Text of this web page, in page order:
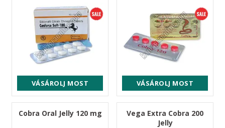
VÁSÁROLJ MOST VÁSÁROLJ MOST
Cobra Oral Jelly 120 mg
Vega Extra Cobra 200
Jelly